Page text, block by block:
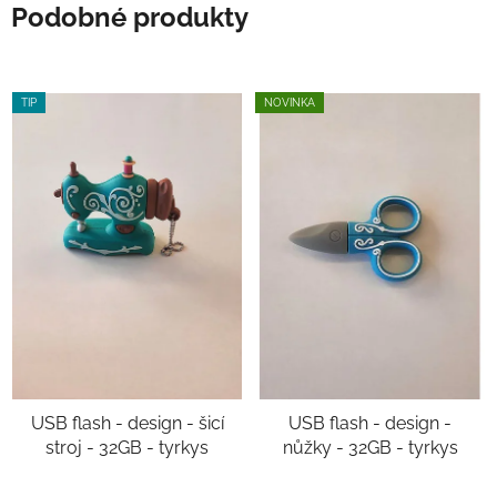
Podobné produkty
TIP
USB flash - design - šicí
stroj - 32GB - tyrkys
NOVINKA
USB flash - design -
nůžky - 32GB - tyrkys